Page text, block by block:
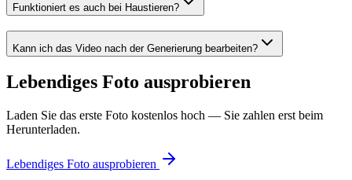
Funktioniert es auch bei Haustieren?
Kann ich das Video nach der Generierung bearbeiten?
Lebendiges Foto ausprobieren
Laden Sie das erste Foto kostenlos hoch — Sie zahlen erst beim
Herunterladen.
Lebendiges Foto ausprobieren